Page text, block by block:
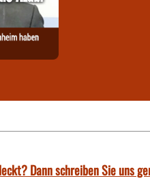
Dann schreiben Sie uns